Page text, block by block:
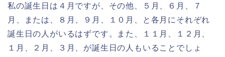
私の誕生日は４月ですが、その他、５月、６月、７
月、または、８月、９月、１０月、と各月にそれぞれ
誕生日の人がいるはずです。また、１１月、１２月、
１月、２月、３月、が誕生日の人もいることでしょ